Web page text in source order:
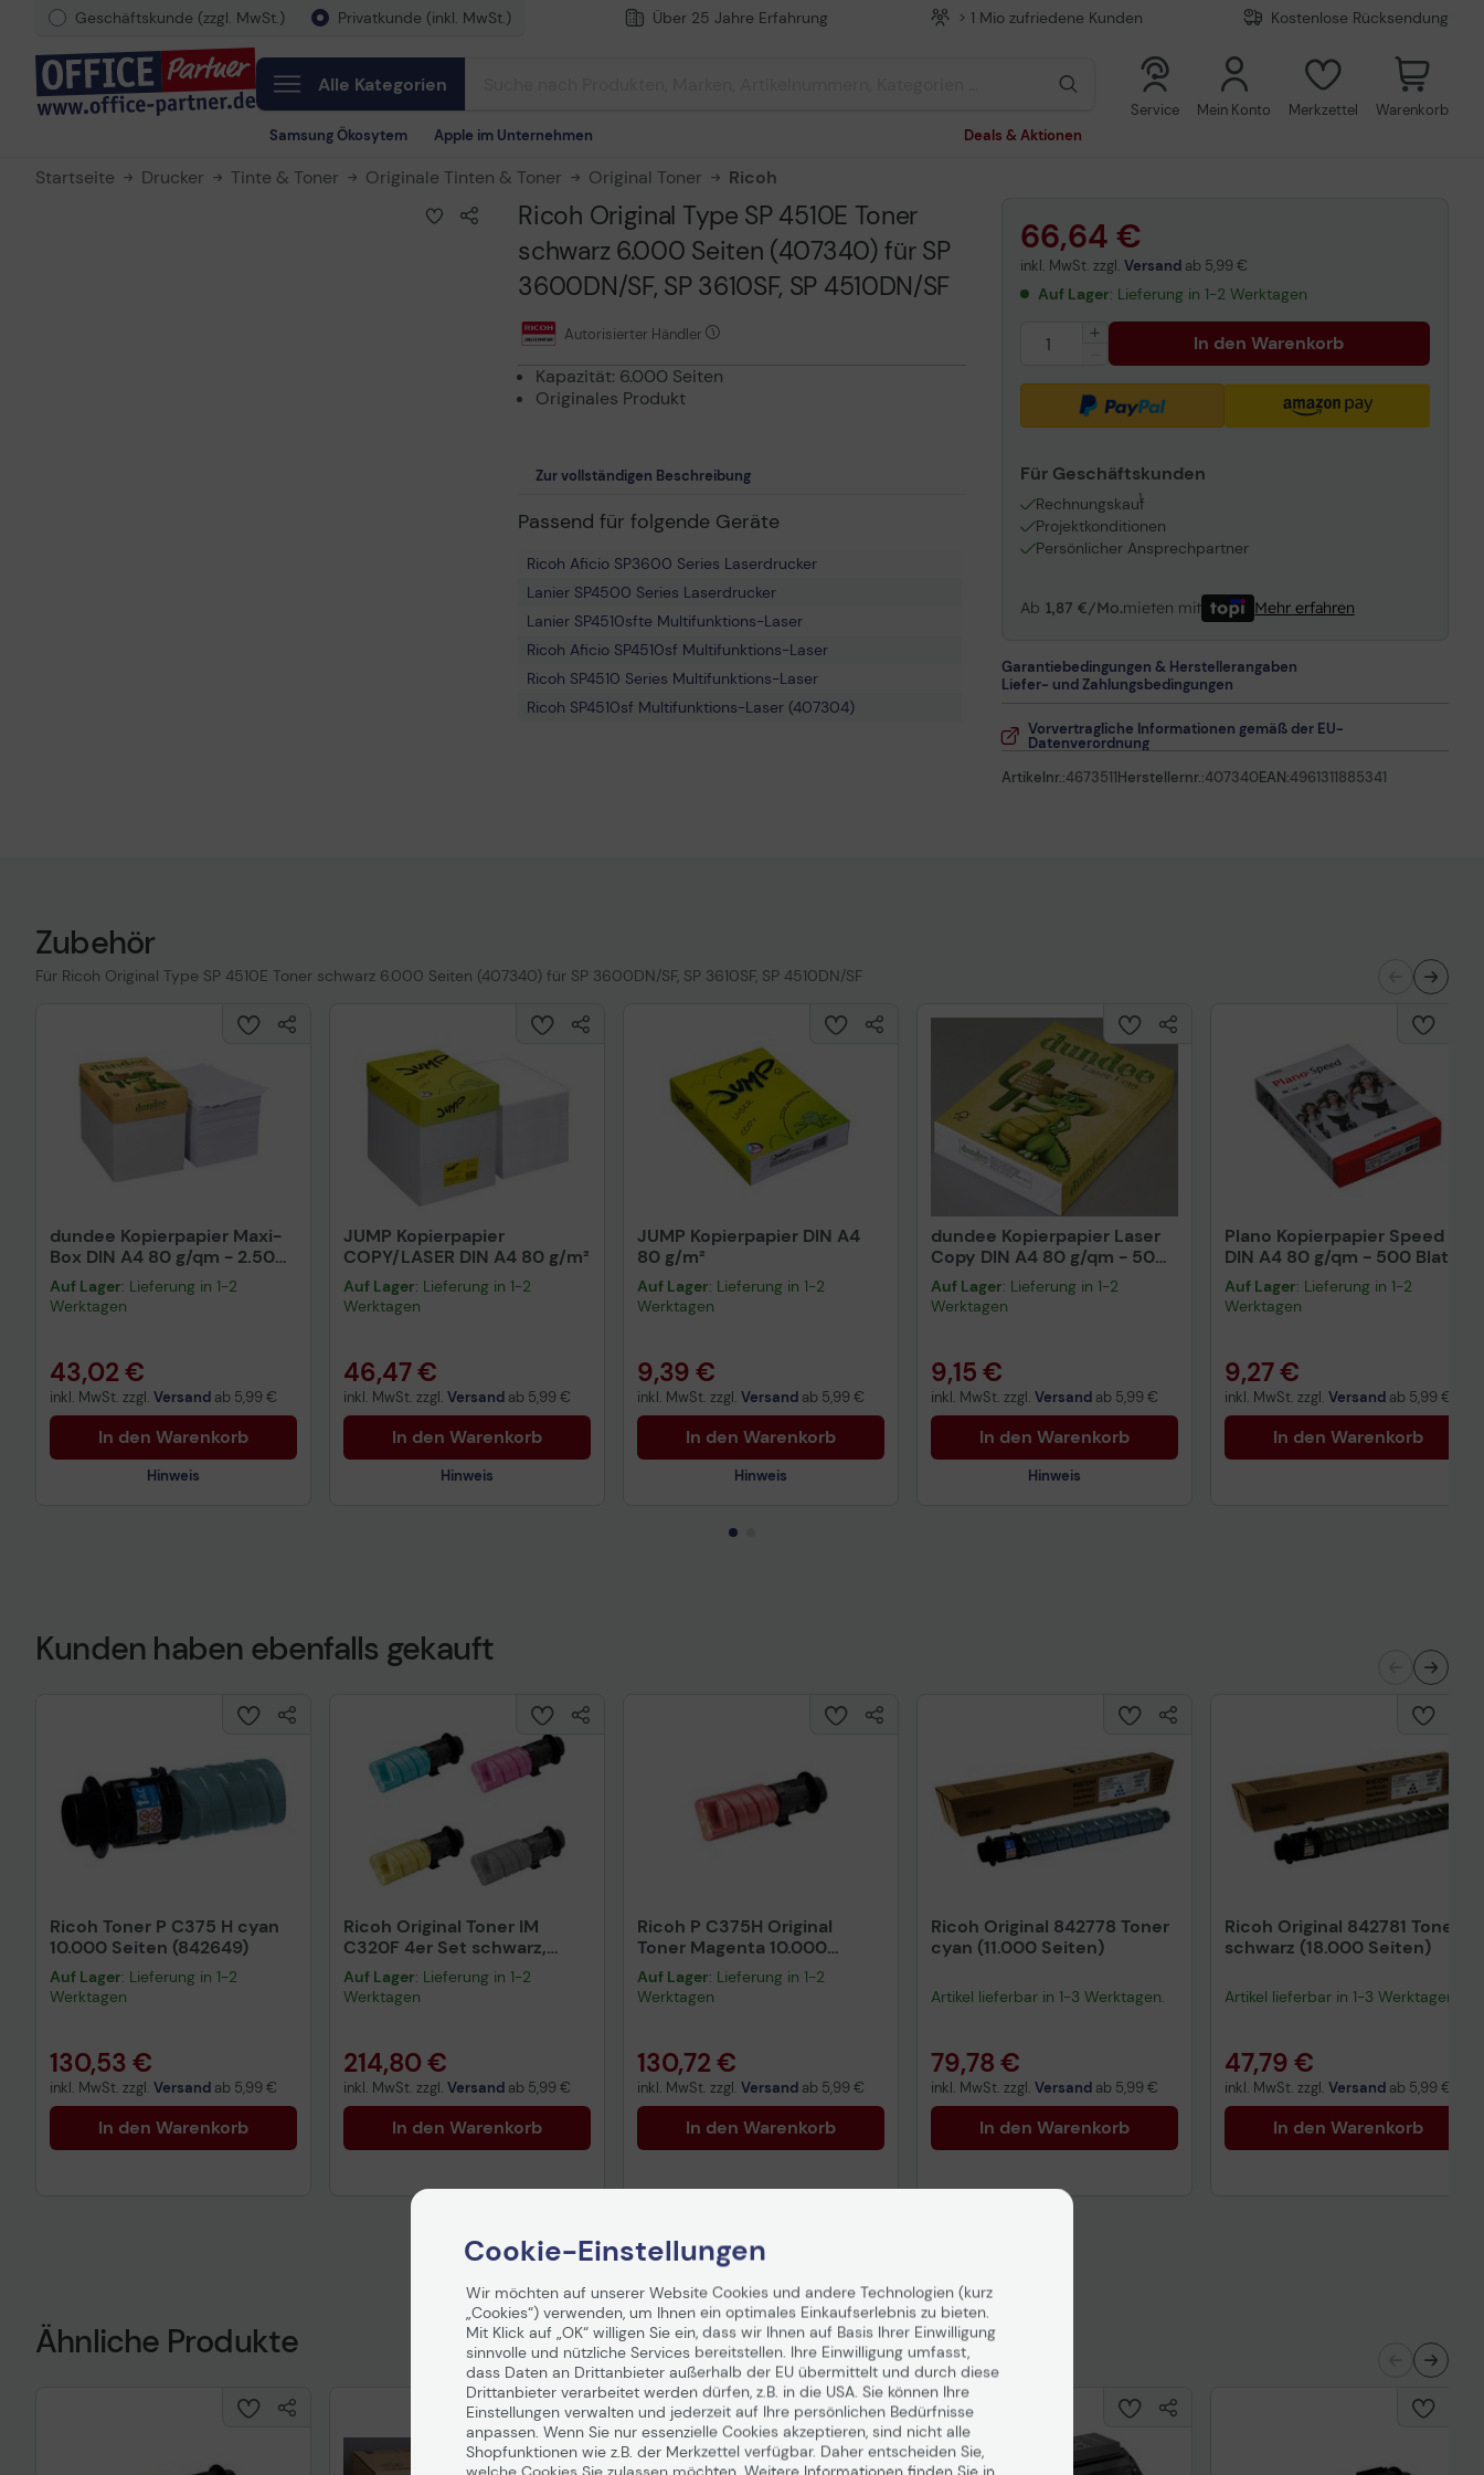
Geschäftskunde (zzgl. MwSt.) Privatkunde (inkl. MwSt.) Über 25 Jahre Erfahrung > 1 Mio zufriedene Kunden Kostenlose Rücksendung
Alle Kategorien
Samsung Ökosytem Apple im Unternehmen Deals & Aktionen
Service Mein Konto Merkzettel Warenkorb
Startseite Drucker Tinte & Toner Originale Tinten & Toner Original Toner Ricoh
Ricoh Original Type SP 4510E Toner
schwarz 6.000 Seiten (407340) für SP
3600DN/SF, SP 3610SF, SP 4510DN/SF
Autorisierter Händler
Kapazität: 6.000 Seiten
Originales Produkt
Zur vollständigen Beschreibung
Passend für folgende Geräte
Ricoh Aficio SP3600 Series Laserdrucker
Lanier SP4500 Series Laserdrucker
Lanier SP4510sfte Multifunktions-Laser
Ricoh Aficio SP4510sf Multifunktions-Laser
Ricoh SP4510 Series Multifunktions-Laser
Ricoh SP4510sf Multifunktions-Laser (407304)
Lanier SP4510dn Laserdrucker
Ricoh SP3600dn Laserdrucker (407315)
Ricoh Aficio SP3600dn Laserdrucker (906303)
Ricoh Aficio SP4510sfte Multifunktions-Laser
Lanier SP3600sf Multifunktions-Laser
Ricoh Aficio SP4510dn Laserdrucker (906304)
Ricoh SP4510sfte Multifunktions-Laser
Lanier SP4510 Series Laserdrucker
Lanier SP4520dn Laserdrucker (407309)
66,64 €
inkl. MwSt. zzgl. Versandab 5,99 €
Auf Lager: Lieferung in 1-2 Werktagen
In den Warenkorb
Für Geschäftskunden
Rechnungskauf
1
Projektkonditionen
Persönlicher Ansprechpartner
Ab 1,87 €/Mo.mieten mit Mehr erfahren
Garantiebedingungen & Herstellerangaben
Liefer- und Zahlungsbedingungen
Vorvertragliche Informationen gemäß der EU-
Datenverordnung
Artikelnr.:4673511Herstellernr.:407340EAN:4961311885341
Zubehör
Für Ricoh Original Type SP 4510E Toner schwarz 6.000 Seiten (407340) für SP 3600DN/SF, SP 3610SF, SP 4510DN/SF
dundee Kopierpapier Maxi-
Box DIN A4 80 g/qm - 2.500
Blatt
Auf Lager: Lieferung in 1-2
Werktagen
43,02 €
inkl. MwSt. zzgl. Versand ab 5,99 €
In den Warenkorb
Hinweis
JUMP Kopierpapier
COPY/LASER DIN A4 80 g/m²
Auf Lager: Lieferung in 1-2
Werktagen
46,47 €
inkl. MwSt. zzgl. Versand ab 5,99 €
In den Warenkorb
Hinweis
JUMP Kopierpapier DIN A4
80 g/m²
Auf Lager: Lieferung in 1-2
Werktagen
9,39 €
inkl. MwSt. zzgl. Versand ab 5,99 €
In den Warenkorb
Hinweis
dundee Kopierpapier Laser
Copy DIN A4 80 g/qm - 500
Blatt
Auf Lager: Lieferung in 1-2
Werktagen
9,15 €
inkl. MwSt. zzgl. Versand ab 5,99 €
In den Warenkorb
Hinweis
Plano Kopierpapier Speed
DIN A4 80 g/qm - 500 Blatt
Auf Lager: Lieferung in 1-2
Werktagen
9,27 €
inkl. MwSt. zzgl. Versand ab 5,99 €
In den Warenkorb
Kunden haben ebenfalls gekauft
Ricoh Toner P C375 H cyan
10.000 Seiten (842649)
Auf Lager: Lieferung in 1-2
Werktagen
130,53 €
inkl. MwSt. zzgl. Versand ab 5,99 €
In den Warenkorb
Ricoh Original Toner IM
C320F 4er Set schwarz,
cyan, magenta, gelb
Auf Lager: Lieferung in 1-2
Werktagen
214,80 €
inkl. MwSt. zzgl. Versand ab 5,99 €
In den Warenkorb
Ricoh P C375H Original
Toner Magenta 10.000
Seiten (842650)
Auf Lager: Lieferung in 1-2
Werktagen
130,72 €
inkl. MwSt. zzgl. Versand ab 5,99 €
In den Warenkorb
Ricoh Original 842778 Toner
cyan (11.000 Seiten)
Artikel lieferbar in 1-3 Werktagen.
79,78 €
inkl. MwSt. zzgl. Versand ab 5,99 €
In den Warenkorb
Ricoh Original 842781 Toner
schwarz (18.000 Seiten)
Artikel lieferbar in 1-3 Werktagen.
47,79 €
inkl. MwSt. zzgl. Versand ab 5,99 €
In den Warenkorb
Ähnliche Produkte
Cookie-Einstellungen
Wir möchten auf unserer Website Cookies und andere Technologien (kurz
„Cookies“) verwenden, um Ihnen ein optimales Einkaufserlebnis zu bieten.
Mit Klick auf „OK“ willigen Sie ein, dass wir Ihnen auf Basis Ihrer Einwilligung
sinnvolle und nützliche Services bereitstellen. Ihre Einwilligung umfasst,
dass Daten an Drittanbieter außerhalb der EU übermittelt und durch diese
Drittanbieter verarbeitet werden dürfen, z.B. in die USA. Sie können Ihre
Einstellungen verwalten und jederzeit auf Ihre persönlichen Bedürfnisse
anpassen. Wenn Sie nur essenzielle Cookies akzeptieren, sind nicht alle
Shopfunktionen wie z.B. der Merkzettel verfügbar. Daher entscheiden Sie,